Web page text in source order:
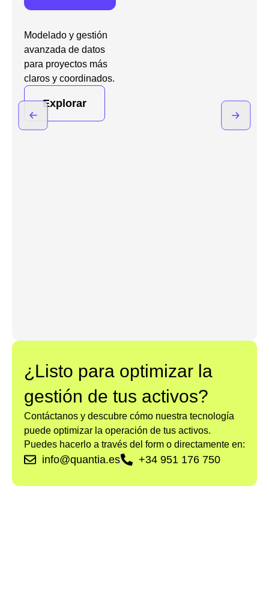
Modelado y gestión
avanzada de datos
para proyectos más
claros y coordinados.
Explorar
¿Listo para optimizar la
gestión de tus activos?
Contáctanos y descubre cómo nuestra tecnología
puede optimizar la operación de tus activos.
Puedes hacerlo a través del form o directamente en:
info@quantia.es +34 951 176 750